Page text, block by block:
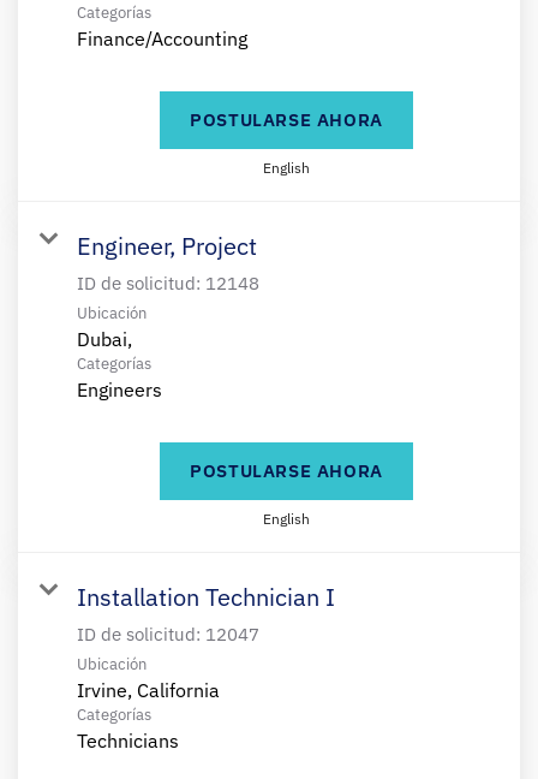
Categorías
Finance/Accounting
POSTULARSE AHORA
English
Engineer, Project
ID de solicitud: 12148
Ubicación
Categorías
Engineers
POSTULARSE AHORA
English
Installation Technician I
ID de solicitud: 12047
Ubicación
Categorías
Technicians